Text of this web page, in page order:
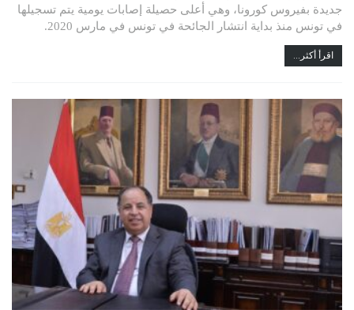
جديدة بفيروس كورونا، وهي أعلى حصيلة إصابات يومية يتم تسجيلها
في تونس منذ بداية انتشار الجائحة في تونس في مارس 2020.
اقرأ أكثر...